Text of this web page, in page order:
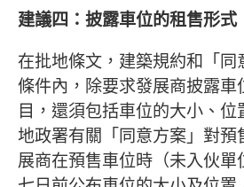
建議四：披露車位的租售形式
在批地條文，建築規約和「同
條件內，除要求發展商披露車
目，還須包括車位的大小、
地政署有關「同意方案」對預
展商在預售車位時（未入伙單